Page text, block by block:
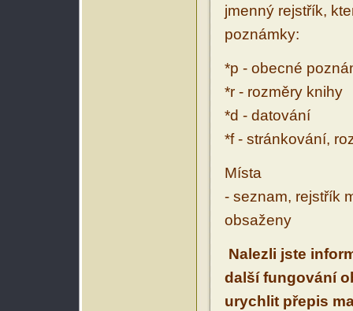
jmenný rejstřík,
poznámky:
*p - obecné
*r - rozměry knihy
*d - datování
*f - stránkování,
Místa
- seznam, rejstřík
obsaženy
Nalezli jste
další fungování
urychlit přepis